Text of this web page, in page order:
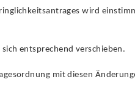
wird
entsprechend verschieben.
mit diesen